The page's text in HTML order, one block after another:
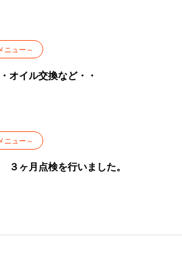
ュー～
オイル交換など・・
ュー～
ヶ月点検を行いました。